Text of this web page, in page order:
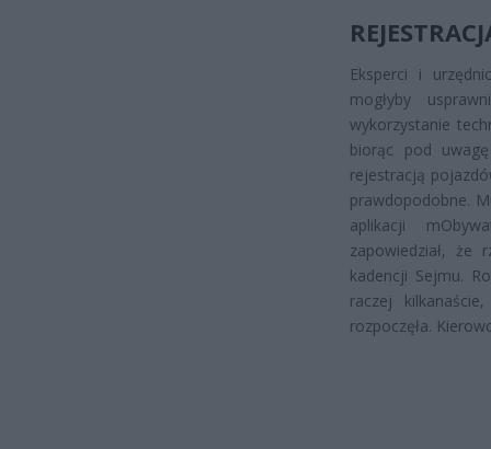
Eksperci i
mogłyby
wykorzystanie
biorąc pod
rejestracją
prawdopodobne.
aplikacji
zapowiedział,
kadencji Sejmu.
raczej
rozpoczęła.